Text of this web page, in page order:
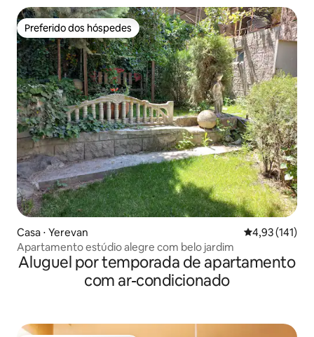
Preferido dos hóspedes
Preferido dos hóspedes
Casa ⋅ Yerevan 4,93 de uma
4,93 (141)
Apartamento estúdio alegre com belo jardim
Aluguel por temporada de apartamento
com ar-condicionado